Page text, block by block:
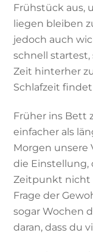
Frühstück aus,
liegen bleiben
jedoch auch
schnell startest,
Zeit hinterher
Schlafzeit
Früher ins Bett
einfacher als
Morgen unsere
die Einstellung,
Zeitpunkt nicht
Frage der
sogar Wochen
daran, dass du